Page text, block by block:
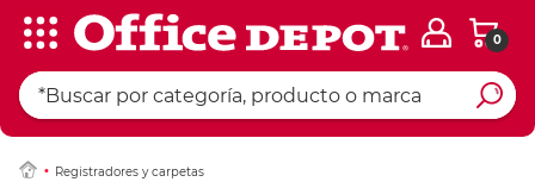
0
Registradores y carpetas
Ingresar Codigo